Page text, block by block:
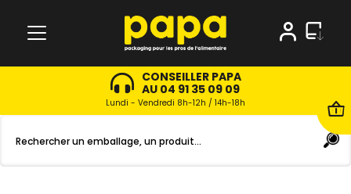
CONSEILLER PAPA
AU 04 91 35 09 09
Lundi - Vendredi 8h-12h / 14h-18h